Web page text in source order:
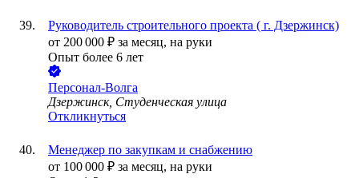
Руководитель строительного проекта ( г. Дзержинск)
от 200 000 ₽ за месяц, на руки
Опыт более 6 лет
Персонал-Волга
Дзержинск, Студенческая улица
Откликнуться
Менеджер по закупкам и снабжению
от 100 000 ₽ за месяц, на руки